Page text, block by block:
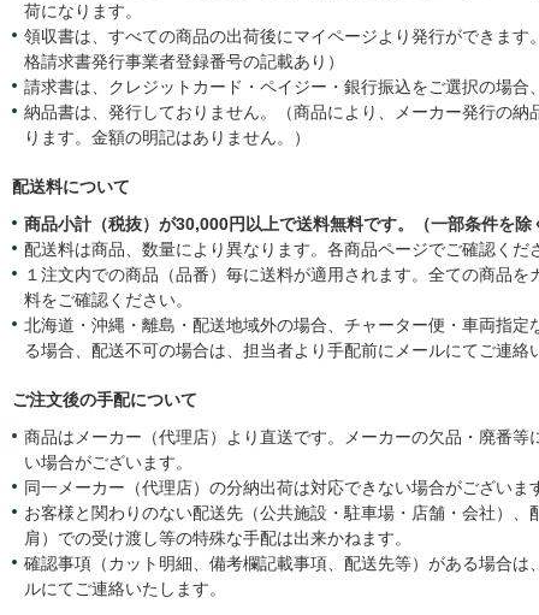
荷になります。
領収書は、すべての商品の出荷後にマイページより発行ができます
格請求書発行事業者登録番号の記載あり）
請求書は、クレジットカード・ペイジー・銀行振込をご選択の場合
納品書は、発行しておりません。（商品により、メーカー発行の納
ります。金額の明記はありません。）
配送料について
商品小計（税抜）が30,000円以上で送料無料です。（一部条件を除
配送料は商品、数量により異なります。各商品ページでご確認くだ
１注文内での商品（品番）毎に送料が適用されます。全ての商品を
料をご確認ください。
北海道・沖縄・離島・配送地域外の場合、チャーター便・車両指定
る場合、配送不可の場合は、担当者より手配前にメールにてご連絡
ご注文後の手配について
商品はメーカー（代理店）より直送です。メーカーの欠品・廃番等
い場合がございます。
同一メーカー（代理店）の分納出荷は対応できない場合がございま
お客様と関わりのない配送先（公共施設・駐車場・店舗・会社）、
肩）での受け渡し等の特殊な手配は出来かねます。
確認事項（カット明細、備考欄記載事項、配送先等）がある場合は
ルにてご連絡いたします。